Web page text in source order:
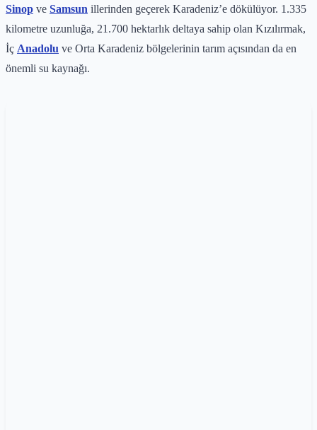
Sinop ve Samsun illerinden geçerek Karadeniz’e dökülüyor. 1.335
kilometre uzunluğa, 21.700 hektarlık deltaya sahip olan Kızılırmak,
İç Anadolu ve Orta Karadeniz bölgelerinin tarım açısından da en
önemli su kaynağı.